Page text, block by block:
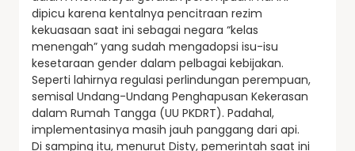
dipicu karena kentalnya pencitraan rezim
kekuasaan saat ini sebagai negara “kelas
menengah” yang sudah mengadopsi isu-isu
kesetaraan gender dalam pelbagai kebijakan.
Seperti lahirnya regulasi perlindungan perempuan,
semisal Undang-Undang Penghapusan Kekerasan
dalam Rumah Tangga (UU PKDRT). Padahal,
implementasinya masih jauh panggang dari api.
Di samping itu, menurut Disty, pemerintah saat ini